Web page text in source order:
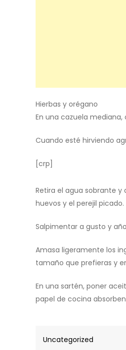
Hierbas y orégano
En una cazuela
Cuando esté hirviendo
[crp]
Retira el agua sobrante y
huevos y el perejil picado.
Salpimentar a gusto y
Amasa ligeramente los
tamaño que prefieras y
En una sartén, poner
papel de cocina
Uncategorized